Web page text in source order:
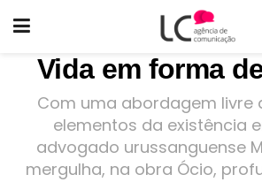
Vida em forma
Com uma abordagem livre
elementos da existência
advogado urussanguense
mergulha, na obra Ócio,